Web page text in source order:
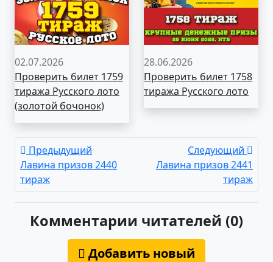
02.07.2026
Проверить билет 1759
тиража Русского лото
(золотой бочонок)
28.06.2026
Проверить билет 1758
тиража Русского лото
Предыдущий
Лавина призов 2440
тираж
Следующий
Лавина призов 2441
тираж
Комментарии читателей (0)
Добавить новый